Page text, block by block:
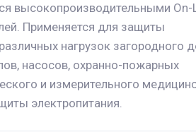
высокопроизводительными On-
Применяется для защиты
нагрузок загородного
насосов, охранно-пожарных
и измерительного
электропитания.